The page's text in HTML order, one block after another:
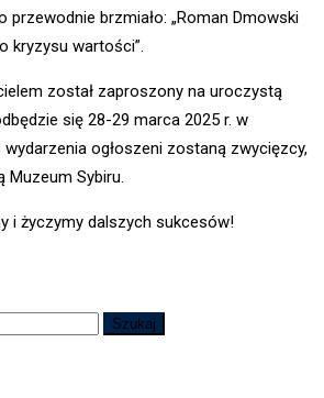
przewodnie brzmiało: „Roman Dmowski
kryzysu wartości”.
został zaproszony na uroczystą
się 28-29 marca 2025 r. w
wydarzenia ogłoszeni zostaną zwycięzcy,
Sybiru.
i życzymy dalszych sukcesów!